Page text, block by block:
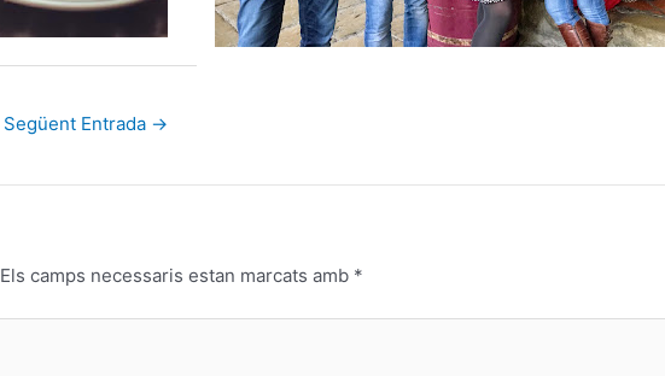
Següent Entrada →
Els camps necessaris estan marcats amb *